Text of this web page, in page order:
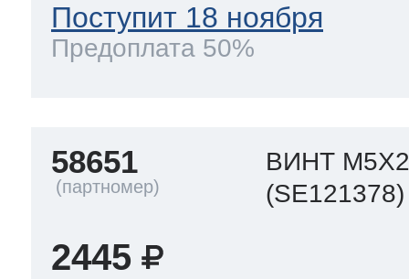
Поступит 18 ноября
Предоплата 50%
58651
ВИНТ
(SE121378)
2445